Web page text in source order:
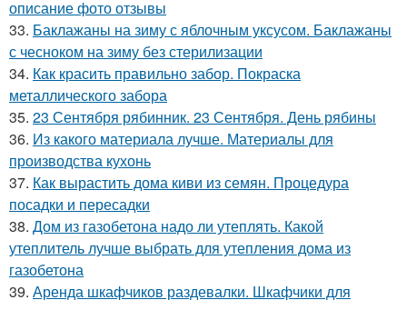
описание фото отзывы
33. Баклажаны на зиму с яблочным уксусом. Баклажаны
с чесноком на зиму без стерилизации
34. Как красить правильно забор. Покраска
металлического забора
35. 23 Сентября рябинник. 23 Сентября. День рябины
36. Из какого материала лучше. Материалы для
производства кухонь
37. Как вырастить дома киви из семян. Процедура
посадки и пересадки
38. Дом из газобетона надо ли утеплять. Какой
утеплитель лучше выбрать для утепления дома из
газобетона
39. Аренда шкафчиков раздевалки. Шкафчики для